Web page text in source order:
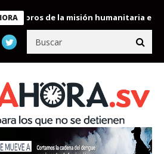
de la misión humanitaria enviada